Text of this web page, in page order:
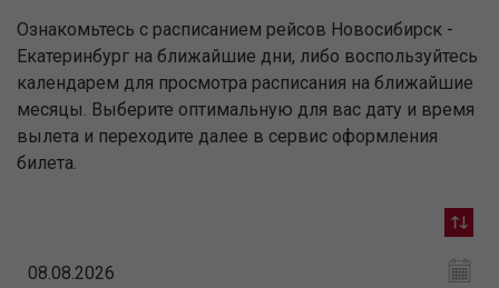
Ознакомьтесь с расписанием рейсов Новосибирск -
Екатеринбург на ближайшие дни, либо воспользуйтесь
календарем для просмотра расписания на ближайшие
месяцы. Выберите оптимальную для вас дату и время
вылета и переходите далее в сервис оформления
билета.